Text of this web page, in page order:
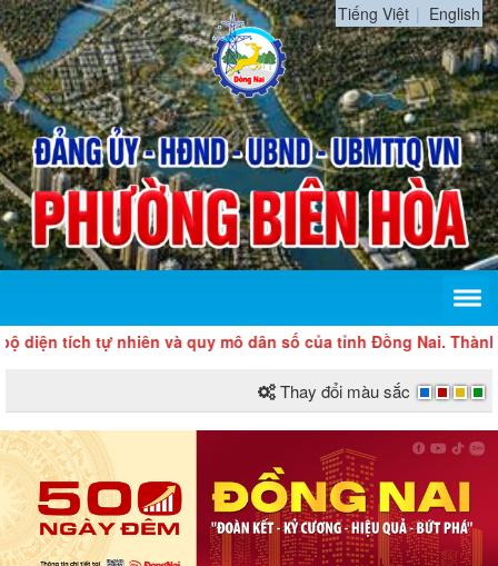
Tiếng Việt English
và quy mô dân số của tỉnh Đồng Nai. Thành phố Đồng
Thay đổi màu sắc